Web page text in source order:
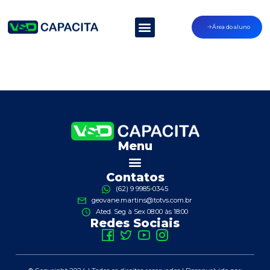
Área do aluno
Menu
Contatos
(62) 9 9985-0345
geovane.martins@totvs.com.br
Ated. Seg à Sex 08:00 às 18:00
Redes Sociais